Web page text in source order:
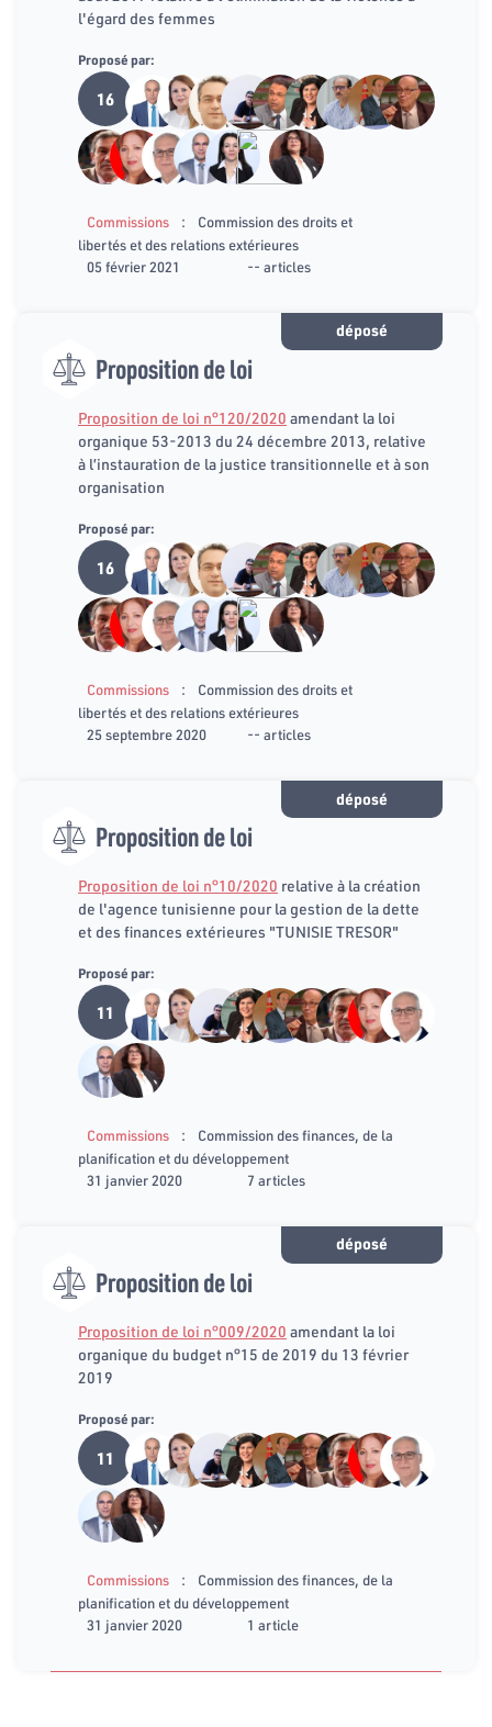
l'égard des femmes
Proposé par:
16
Commissions :
Commission des droits et
libertés et des relations extérieures
05 février 2021
-- articles
déposé
Proposition de loi
Proposition de loi n°120/2020 amendant la loi
organique 53-2013 du 24 décembre 2013, relative
à l’instauration de la justice transitionnelle et à son
organisation
Proposé par:
16
Commissions :
Commission des droits et
libertés et des relations extérieures
25 septembre 2020
-- articles
déposé
Proposition de loi
Proposition de loi n°10/2020 relative à la création
de l'agence tunisienne pour la gestion de la dette
et des finances extérieures "TUNISIE TRESOR"
Proposé par:
11
Commissions :
Commission des finances, de la
planification et du développement
31 janvier 2020
7 articles
déposé
Proposition de loi
Proposition de loi n°009/2020 amendant la loi
organique du budget n°15 de 2019 du 13 février
2019
Proposé par:
11
Commissions :
Commission des finances, de la
planification et du développement
31 janvier 2020
1 article